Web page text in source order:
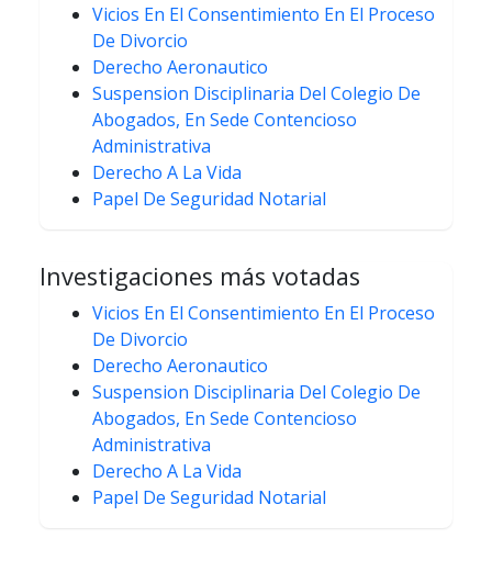
Vicios En El Consentimiento En El Proceso
De Divorcio
Derecho Aeronautico
Suspension Disciplinaria Del Colegio De
Abogados, En Sede Contencioso
Administrativa
Derecho A La Vida
Papel De Seguridad Notarial
Investigaciones más votadas
Vicios En El Consentimiento En El Proceso
De Divorcio
Derecho Aeronautico
Suspension Disciplinaria Del Colegio De
Abogados, En Sede Contencioso
Administrativa
Derecho A La Vida
Papel De Seguridad Notarial